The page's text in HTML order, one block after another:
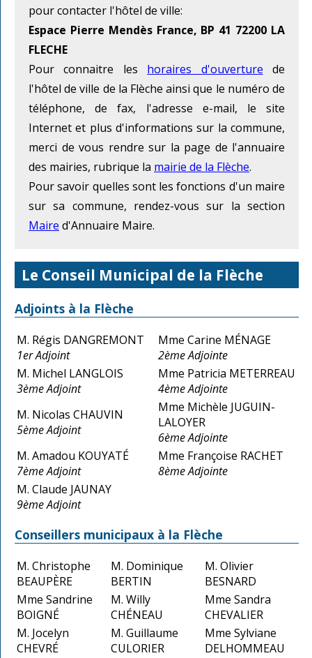
pour contacter l'hôtel de ville:
Espace Pierre Mendès France, BP 41 72200 LA
FLECHE
Pour connaitre les horaires d'ouverture de
l'hôtel de ville de la Flèche ainsi que le numéro de
téléphone, de fax, l'adresse e-mail, le site
Internet et plus d'informations sur la commune,
merci de vous rendre sur la page de l'annuaire
des mairies, rubrique la mairie de la Flèche.
Pour savoir quelles sont les fonctions d'un maire
sur sa commune, rendez-vous sur la section
Maire d'Annuaire Maire.
Le Conseil Municipal de la Flèche
Adjoints à la Flèche
M. Régis DANGREMONT
1er Adjoint
Mme Carine MÉNAGE
2ème Adjointe
M. Michel LANGLOIS
3ème Adjoint
Mme Patricia METERREAU
4ème Adjointe
M. Nicolas CHAUVIN
5ème Adjoint
Mme Michèle JUGUIN-
LALOYER
6ème Adjointe
M. Amadou KOUYATÉ
7ème Adjoint
Mme Françoise RACHET
8ème Adjointe
M. Claude JAUNAY
9ème Adjoint
Conseillers municipaux à la Flèche
M. Christophe
BEAUPÈRE
M. Dominique
BERTIN
M. Olivier
BESNARD
Mme Sandrine
BOIGNÉ
M. Willy
CHÉNEAU
Mme Sandra
CHEVALIER
M. Jocelyn
CHEVRÉ
M. Guillaume
CULORIER
Mme Sylviane
DELHOMMEAU